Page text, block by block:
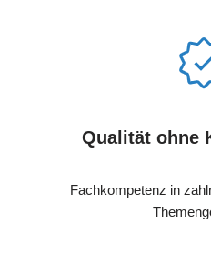
Qualität ohne
Fachkompetenz in